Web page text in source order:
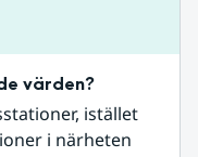
värden?
istället
i närheten